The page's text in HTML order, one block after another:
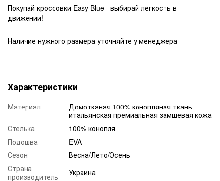
Покупай кроссовки Easy Blue - выбирай легкость в
движении!
Наличие нужного размера уточняйте у менеджера
Характеристики
Материал
Домотканая 100% конопляная ткань,
итальянская премиальная замшевая кожа
Стелька
100% конопля
Подошва
EVA
Сезон
Весна/Лето/Осень
Страна
производитель
Украина